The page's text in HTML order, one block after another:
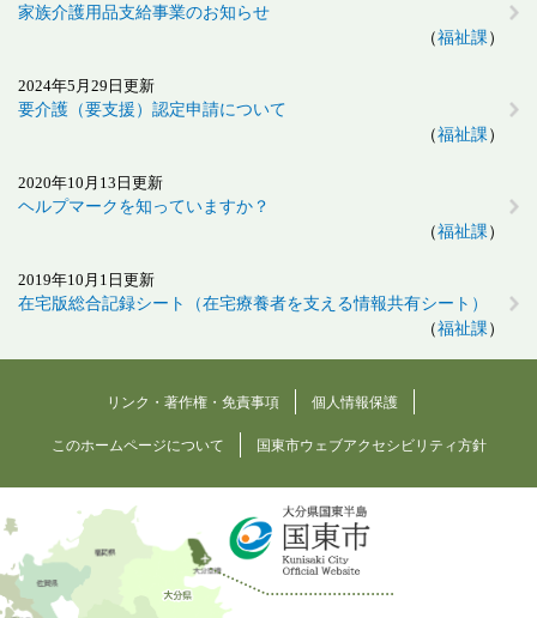
家族介護用品支給事業のお知らせ
福祉課
2024年5月29日更新
要介護（要支援）認定申請について
福祉課
2020年10月13日更新
ヘルプマークを知っていますか？
福祉課
2019年10月1日更新
在宅版総合記録シート（在宅療養者を支える情報共有シート）
福祉課
リンク・著作権・免責事項 個人情報保護
このホームページについて 国東市ウェブアクセシビリティ方針